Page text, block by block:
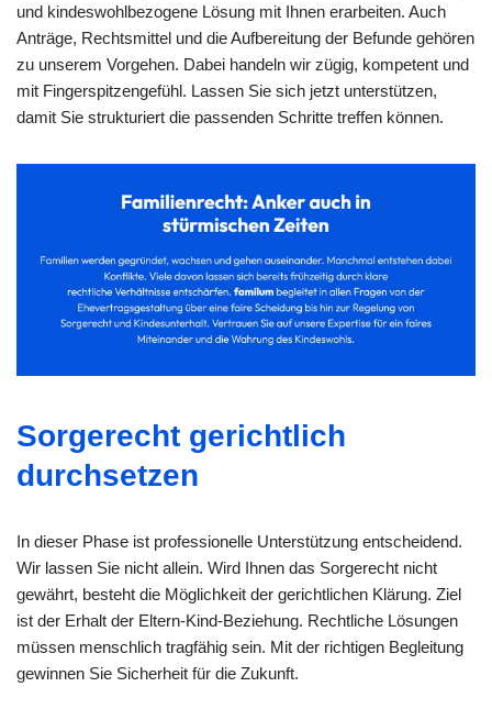
und kindeswohlbezogene Lösung mit Ihnen erarbeiten. Auch
Anträge, Rechtsmittel und die Aufbereitung der Befunde gehören
zu unserem Vorgehen. Dabei handeln wir zügig, kompetent und
mit Fingerspitzengefühl. Lassen Sie sich jetzt unterstützen,
damit Sie strukturiert die passenden Schritte treffen können.
Sorgerecht gerichtlich
durchsetzen
In dieser Phase ist professionelle Unterstützung entscheidend.
Wir lassen Sie nicht allein. Wird Ihnen das Sorgerecht nicht
gewährt, besteht die Möglichkeit der gerichtlichen Klärung. Ziel
ist der Erhalt der Eltern-Kind-Beziehung. Rechtliche Lösungen
müssen menschlich tragfähig sein. Mit der richtigen Begleitung
gewinnen Sie Sicherheit für die Zukunft.